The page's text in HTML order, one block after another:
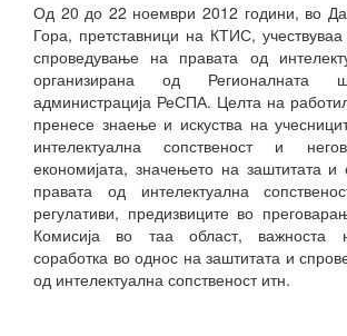
Од 20 до 22 ноември 2012 години, во
Гора, претставници на КТИС,
спроведување на правата од
организирана од Регионалната
администрација РеСПА. Целта на
пренесе знаење и искуства на
интелектуална сопственост и
економијата, значењето на заштитата
правата од интелектуална
регулативи, предизвиците во
Комисија во таа област, важноста
соработка во однос на заштитата и
од интелектуална сопственост итн.